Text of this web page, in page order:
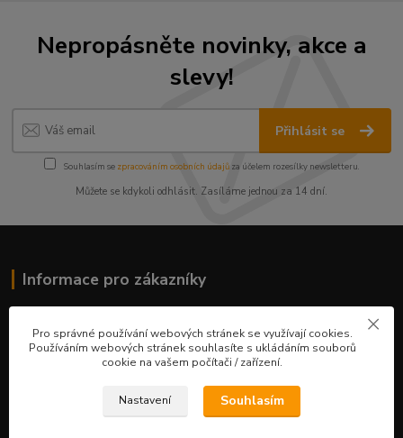
Nepropásněte novinky, akce a
slevy!
Přihlásit se
Souhlasím se zpracováním osobních údajůza účelem rozesílky newsletteru.
Můžete se kdykoli odhlásit. Zasíláme jednou za 14 dní.
Informace pro zákazníky
Ceník služeb
Obchodní podmínky
Pro správné používání webových stránek se využívají cookies.
Používáním webových stránek souhlasíte s ukládáním souborů
cookie na vašem počítači / zařízení.
Nastavení Souhlasím